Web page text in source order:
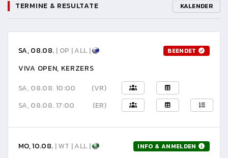
TERMINE & RESULTATE KALENDER
SA, 08.08. | OP | ALL | BEENDET
VIVA OPEN, KERZERS
SA, 08.08. 10:00
(VR)
SA, 08.08. 17:00
(ER)
MO, 10.08. | WT | ALL | INFO & ANMELDEN